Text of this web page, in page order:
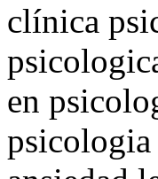
clínica
en